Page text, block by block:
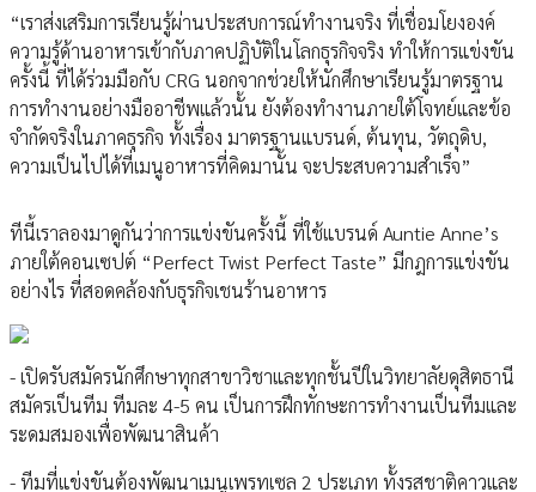
“เราส่งเสริมการเรียนรู้ผ่านประสบการณ์ทำงานจริง ที่เชื่อมโยงองค์
ความรู้ด้านอาหารเข้ากับภาคปฏิบัติในโลกธุรกิจจริง ทำให้การแข่งขัน
ครั้งนี้ ที่ได้ร่วมมือกับ CRG นอกจากช่วยให้นักศึกษาเรียนรู้มาตรฐาน
การทำงานอย่างมืออาชีพแล้วนั้น ยังต้องทำงานภายใต้โจทย์และข้อ
จำกัดจริงในภาคธุรกิจ ทั้งเรื่อง มาตรฐานแบรนด์, ต้นทุน, วัตถุดิบ,
ความเป็นไปได้ที่เมนูอาหารที่คิดมานั้น จะประสบความสำเร็จ”
ทีนี้เราลองมาดูกันว่าการแข่งขันครั้งนี้ ที่ใช้แบรนด์ Auntie Anne’s
ภายใต้คอนเซปต์ “Perfect Twist Perfect Taste” มีกฎการแข่งขัน
อย่างไร ที่สอดคล้องกับธุรกิจเชนร้านอาหาร
- เปิดรับสมัครนักศึกษาทุกสาขาวิชาและทุกชั้นปีในวิทยาลัยดุสิตธานี
สมัครเป็นทีม ทีมละ 4-5 คน เป็นการฝึกทักษะการทำงานเป็นทีมและ
ระดมสมองเพื่อพัฒนาสินค้า
- ทีมที่แข่งขันต้องพัฒนาเมนูเพรทเซล 2 ประเภท ทั้งรสชาติคาวและ